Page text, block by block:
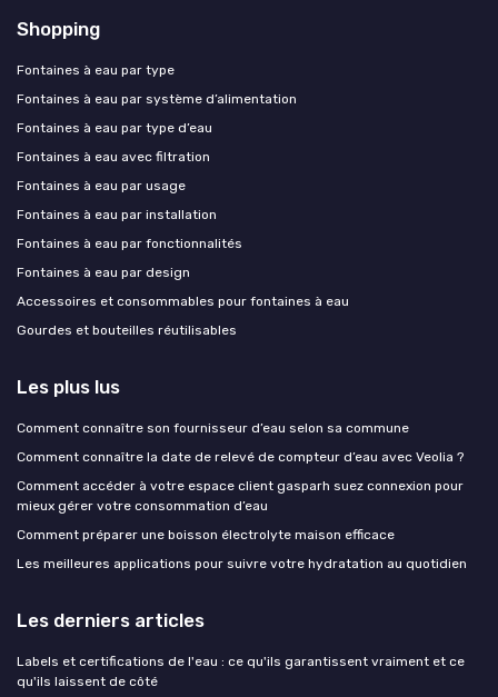
Shopping
Fontaines à eau par type
Fontaines à eau par système d’alimentation
Fontaines à eau par type d’eau
Fontaines à eau avec filtration
Fontaines à eau par usage
Fontaines à eau par installation
Fontaines à eau par fonctionnalités
Fontaines à eau par design
Accessoires et consommables pour fontaines à eau
Gourdes et bouteilles réutilisables
Les plus lus
Comment connaître son fournisseur d’eau selon sa commune
Comment connaître la date de relevé de compteur d’eau avec Veolia ?
Comment accéder à votre espace client gasparh suez connexion pour
mieux gérer votre consommation d’eau
Comment préparer une boisson électrolyte maison efficace
Les meilleures applications pour suivre votre hydratation au quotidien
Les derniers articles
Labels et certifications de l'eau : ce qu'ils garantissent vraiment et ce
qu'ils laissent de côté